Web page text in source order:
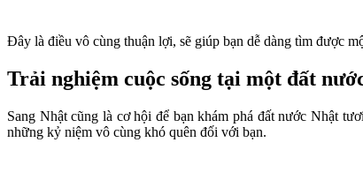
Đây là điều vô cùng thuận lợi, sẽ giúp bạn dễ dàng tìm được
Trải nghiệm cuộc sống tại một đất
Sang Nhật cũng là cơ hội để bạn khám phá đất nước Nhật
những kỷ niệm vô cùng khó quên đối với bạn.